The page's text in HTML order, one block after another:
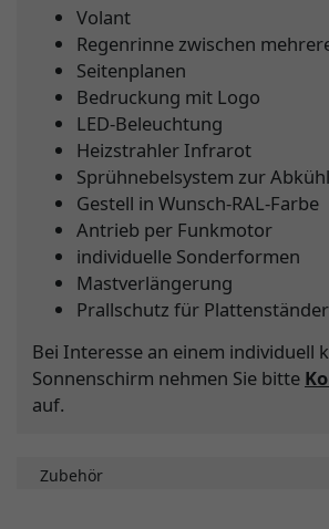
Volant
Regenrinne zwischen
Seitenplanen
Bedruckung mit Logo
LED-Beleuchtung
Heizstrahler Infrarot
Sprühnebelsystem zur
Gestell in Wunsch-RAL-Farbe
Antrieb per Funkmotor
individuelle Sonderformen
Mastverlängerung
Prallschutz für Plattenständer
Bei Interesse an einem individuell
Sonnenschirm nehmen Sie bitte
auf.
Zubehör